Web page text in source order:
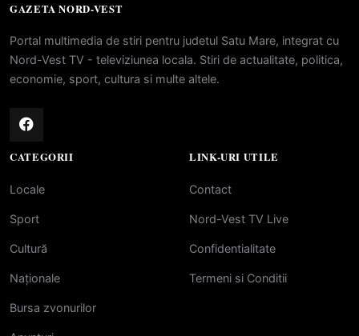
GAZETA NORD-VEST
Portal multimedia de stiri pentru judetul Satu Mare, integrat cu
Nord-Vest TV - televiziunea locala. Stiri de actualitate, politica,
economie, sport, cultura si multe altele.
CATEGORII
Locale
Sport
Cultură
Naționale
Bursa zvonurilor
LINK-URI UTILE
Contact
Nord-Vest TV Live
Confidentialitate
Termeni si Conditii